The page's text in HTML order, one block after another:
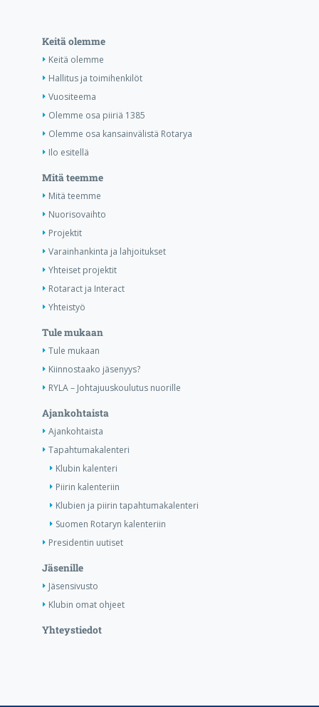
Keitä olemme
Keitä olemme
Hallitus ja toimihenkilöt
Vuositeema
Olemme osa piiriä 1385
Olemme osa kansainvälistä Rotarya
Ilo esitellä
Mitä teemme
Mitä teemme
Nuorisovaihto
Projektit
Varainhankinta ja lahjoitukset
Yhteiset projektit
Rotaract ja Interact
Yhteistyö
Tule mukaan
Tule mukaan
Kiinnostaako jäsenyys?
RYLA – Johtajuuskoulutus nuorille
Ajankohtaista
Ajankohtaista
Tapahtumakalenteri
Klubin kalenteri
Piirin kalenteriin
Klubien ja piirin tapahtumakalenteri
Suomen Rotaryn kalenteriin
Presidentin uutiset
Jäsenille
Jäsensivusto
Klubin omat ohjeet
Yhteystiedot